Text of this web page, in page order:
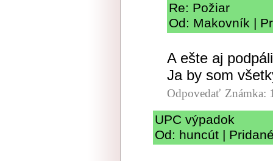
Re: Požiar
Od: Makovník |
A ešte aj
Ja by som
Odpovedať Známka:
UPC výpadok
Od: huncút |